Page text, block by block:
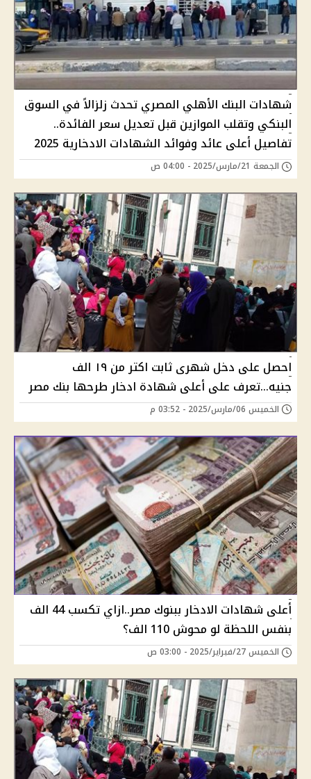
شهادات البنك الأهلي المصري تحدث زلزالاً في السوق
البنكي وتقلب الموازين قبل تعديل سعر الفائدة..
تفاصيل أعلى عائد وفوائد الشهادات الادخارية 2025
الجمعة 21/مارس/2025 - 04:00 ص
احصل على دخل شهرى ثابت اكتر من ١٩ الف
جنيه...تعرف على أعلى شهادة ادخار طرحها بنك مصر
الخميس 06/مارس/2025 - 03:52 م
أعلى شهادات الادخار ببنوك مصر..ازاي تكسب 44 الف
بنفس اللحظة لو محوش 110 الف؟
الخميس 27/فبراير/2025 - 03:00 ص